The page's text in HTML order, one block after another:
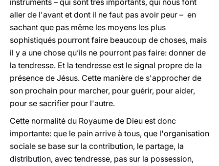
instruments – qui sont très importants, qui nous font
aller de l'avant et dont il ne faut pas avoir peur – en
sachant que pas même les moyens les plus
sophistiqués pourront faire beaucoup de choses, mais
il y a une chose qu’ils ne pourront pas faire: donner de
la tendresse. Et la tendresse est le signal propre de la
présence de Jésus. Cette manière de s'approcher de
son prochain pour marcher, pour guérir, pour aider,
pour se sacrifier pour l'autre.
Cette normalité du Royaume de Dieu est donc
importante: que le pain arrive à tous, que l'organisation
sociale se base sur la contribution, le partage, la
distribution, avec tendresse, pas sur la possession,